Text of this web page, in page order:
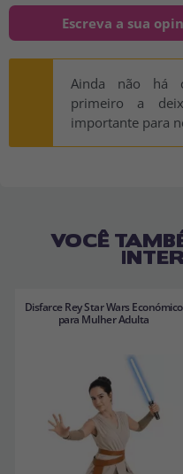
Escreva a sua
Ainda não há
primeiro a
importante para
VOCÊ
Disfarce Rey Star Wars Económico
para Mulher Adulta